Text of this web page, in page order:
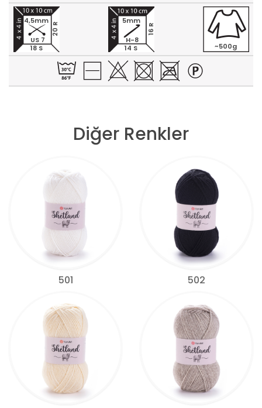
18 S
20 R
4,5mm
US 7
14 S
16 R
5mm
H-8
~500g
Diğer Renkler
501 502